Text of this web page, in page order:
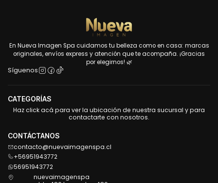
En Nueva Imagen Spa cuidamos tu belleza como en casa: marcas
originales, envíos express y atención que te acompaña. ¡Gracias
por elegirnos! 🌿
Síguenos
CATEGORÍAS
Haz click acá para ver la ubicación de nuestra sucursal y para
contactarte con nosotros.
CONTÁCTANOS
contacto@nuevaimagenspa.cl
+56951943772
56951943772
nuevaimagenspa